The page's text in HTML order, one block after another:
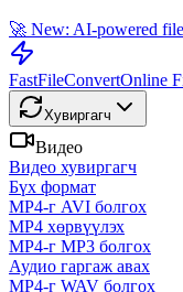
🚀 New: AI-powered
FastFileConvertOnline
Хувиргагч
Видео
Видео хувиргагч
Бүх формат
MP4-г AVI болгох
MP4 хөрвүүлэх
MP4-г MP3 болгох
Аудио гаргаж авах
MP4-г WAV болгох